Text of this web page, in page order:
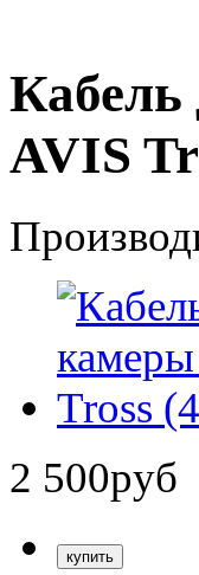
Кабель
AVIS
2 500руб